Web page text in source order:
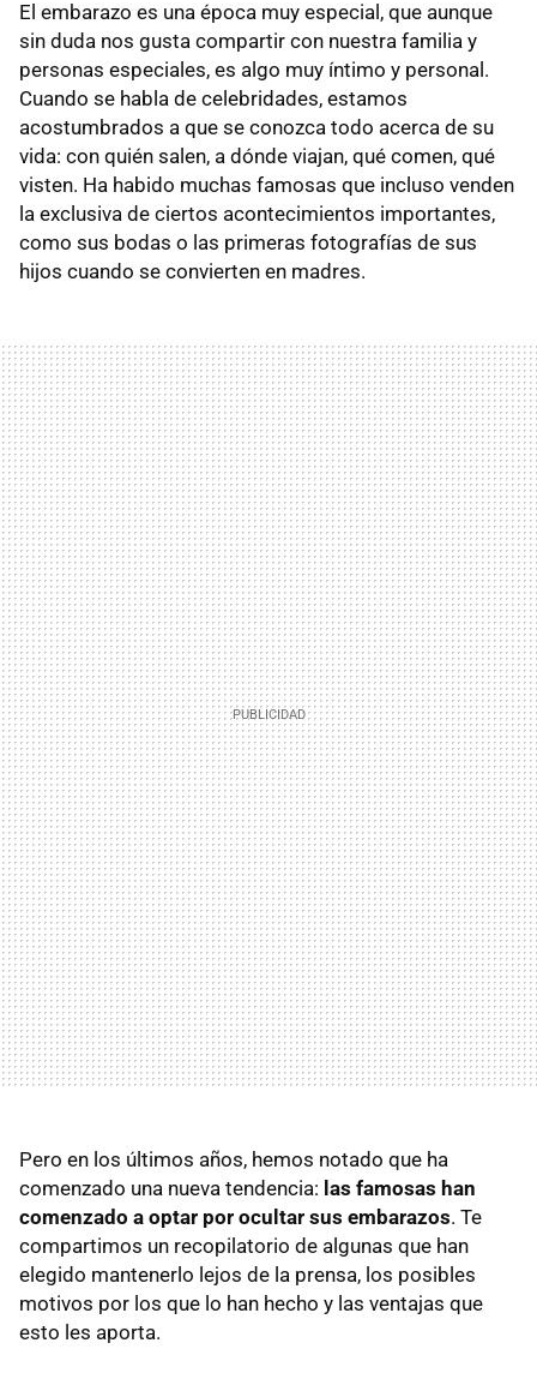
El embarazo es una época muy especial, que aunque
sin duda nos gusta compartir con nuestra familia y
personas especiales, es algo muy íntimo y personal.
Cuando se habla de celebridades, estamos
acostumbrados a que se conozca todo acerca de su
vida: con quién salen, a dónde viajan, qué comen, qué
visten. Ha habido muchas famosas que incluso venden
la exclusiva de ciertos acontecimientos importantes,
como sus bodas o las primeras fotografías de sus
hijos cuando se convierten en madres.
Pero en los últimos años, hemos notado que ha
comenzado una nueva tendencia: las famosas han
comenzado a optar por ocultar sus embarazos. Te
compartimos un recopilatorio de algunas que han
elegido mantenerlo lejos de la prensa, los posibles
motivos por los que lo han hecho y las ventajas que
esto les aporta.